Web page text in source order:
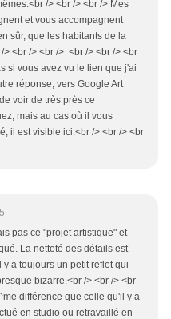
/> <br /> <br /> Mes
et vous accompagnent
sûr, que les habitants de la
<br /> <br /> <br /> <br /> <br
si vous avez vu le lien que j'ai
réponse, vers Google Art
voir de très près ce
mais au cas où il vous
il est visible ici.<br /> <br /> <br
pas ce "projet artistique" et
La netteté des détails est
a toujours un petit reflet qui
bizarre.<br /> <br /> <br
différence que celle qu'il y a
en studio ou retravaillé en